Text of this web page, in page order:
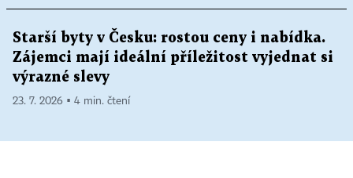
Starší byty v Česku: rostou ceny i nabídka.
Zájemci mají ideální příležitost vyjednat si
výrazné slevy
23. 7. 2026 ▪ 4 min. čtení